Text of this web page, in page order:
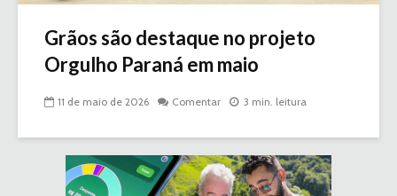
Grãos são destaque no projeto
Orgulho Paraná em maio
11 de maio de 2026 Comentar 3 min. leitura